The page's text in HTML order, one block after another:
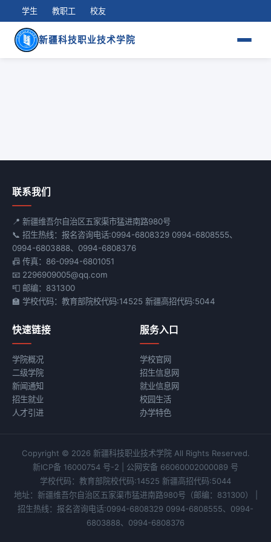
学生 教职工 校友
新疆科技职业技术学院
联系我们
📍 新疆维吾尔自治区五家渠市猛进南路980号
📞 招生热线：报名咨询电话:0994-6808329 0994-6808555、
0994-6803888、0994-6808376
📠 传真：86-0994-6801051
📧 2296909005@qq.com
📮 邮编：831300
🏫 学校代码：教育部院校代码:14525 新疆高招代码:5044
快速链接
学院概况
二级学院
新闻通知
招生就业
人才引进
服务入口
学校官网
招生信息网
就业信息网
校园生活
办学特色
Copyright © 2026 新疆科技职业技术学院 All Rights Reserved.
新ICP备 16000754 号-2
公网安备 66060002000089 号
学校代码：教育部院校代码:14525 新疆高招代码:5044
地址：新疆维吾尔自治区五家渠市猛进南路980号 （邮编：831300）
招生热线：报名咨询电话:0994-6808329 0994-6808555、0994-
6803888、0994-6808376